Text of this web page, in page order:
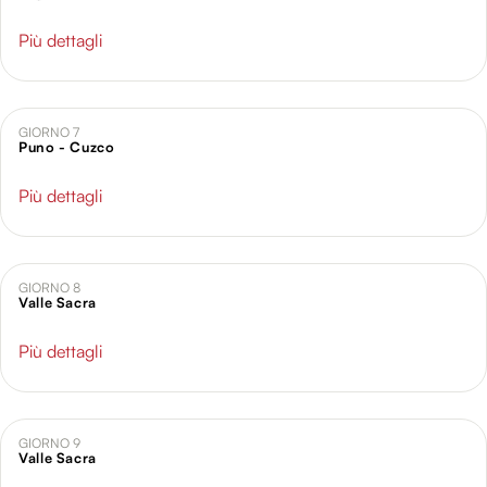
Più dettagli
GIORNO 7
Puno - Cuzco
Più dettagli
GIORNO 8
Valle Sacra
Più dettagli
GIORNO 9
Valle Sacra